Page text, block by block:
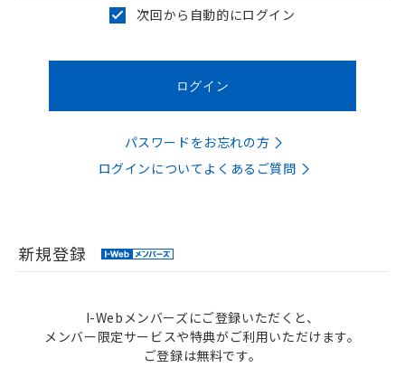
次回から自動的にログイン
パスワードをお忘れの方
ログインについてよくあるご質問
新規登録
I-Webメンバーズにご登録いただくと、
メンバー限定サービスや特典がご利用いただけます。
ご登録は無料です。